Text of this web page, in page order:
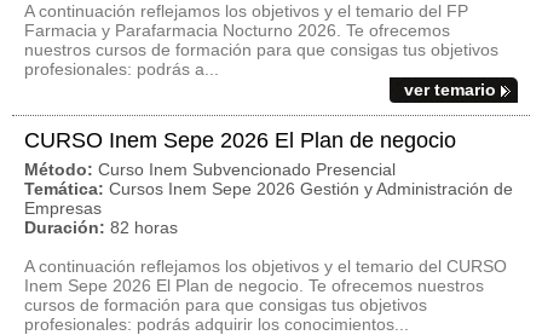
A continuación reflejamos los objetivos y el temario del FP
Farmacia y Parafarmacia Nocturno 2026. Te ofrecemos
nuestros cursos de formación para que consigas tus objetivos
profesionales: podrás a...
ver temario
CURSO Inem Sepe 2026 El Plan de negocio
Método: Curso Inem Subvencionado Presencial
Temática: Cursos Inem Sepe 2026 Gestión y Administración de
Empresas
Duración: 82 horas
A continuación reflejamos los objetivos y el temario del CURSO
Inem Sepe 2026 El Plan de negocio. Te ofrecemos nuestros
cursos de formación para que consigas tus objetivos
profesionales: podrás adquirir los conocimientos...